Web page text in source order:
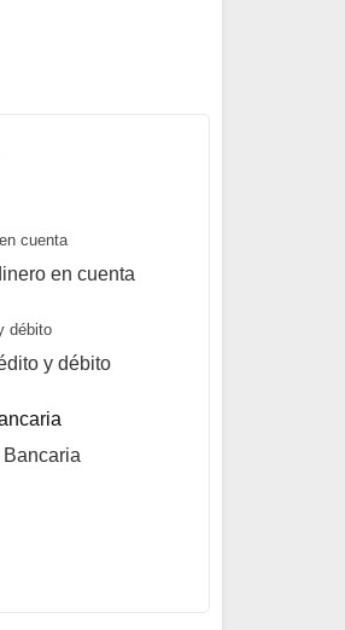
$169.850
EL PAÍS
cuenta
débito